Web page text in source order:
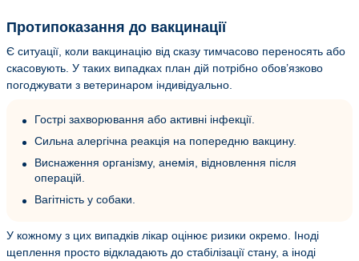
Протипоказання до вакцинації
Є ситуації, коли вакцинацію від сказу тимчасово переносять або
скасовують. У таких випадках план дій потрібно обов’язково
погоджувати з ветеринаром індивідуально.
Гострі захворювання або активні інфекції.
Сильна алергічна реакція на попередню вакцину.
Виснаження організму, анемія, відновлення після
операцій.
Вагітність у собаки.
У кожному з цих випадків лікар оцінює ризики окремо. Іноді
щеплення просто відкладають до стабілізації стану, а іноді